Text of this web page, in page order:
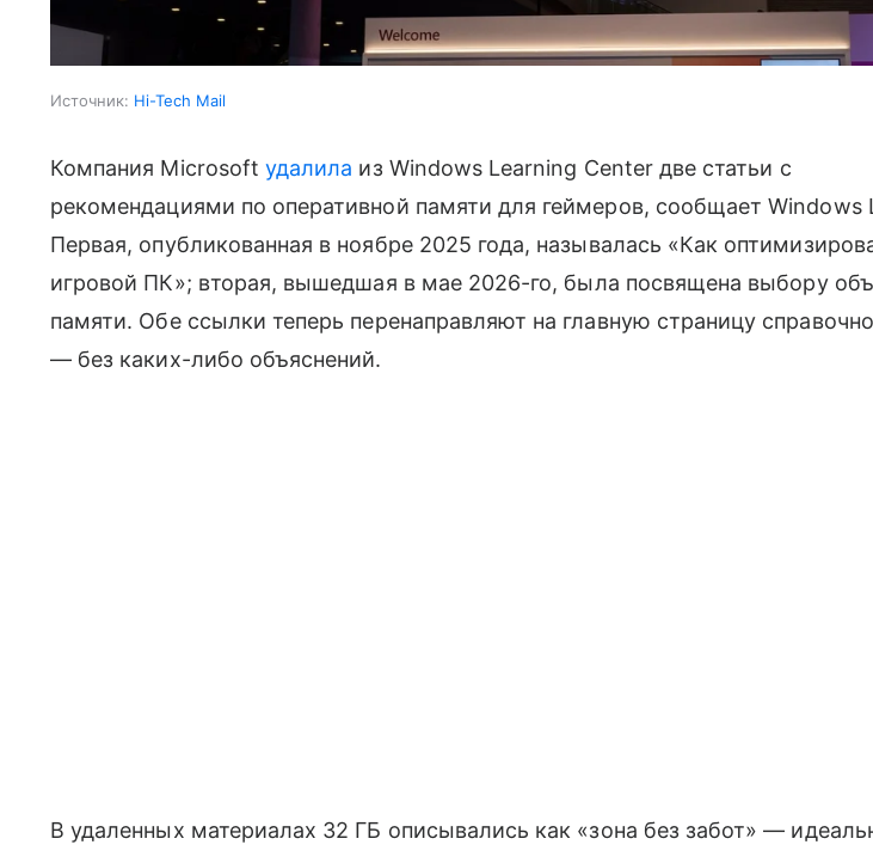
Источник: Hi-Tech Mail
Компания Microsoftудалила из Windows Learning Center две статьи с
рекомендациями по оперативной памяти для геймеров, сообщает Windows
Первая, опубликованная в ноябре 2025 года, называлась «Как
игровой ПК»; вторая, вышедшая в мае 2026-го, была посвящена выбору
памяти. Обе ссылки теперь перенаправляют на главную страницу
— без каких-либо объяснений.
В удаленных материалах 32 ГБ описывались как «зона без забот» —